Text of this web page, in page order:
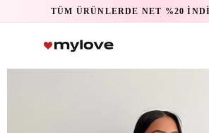
TÜM ÜRÜNLERDE NET %20